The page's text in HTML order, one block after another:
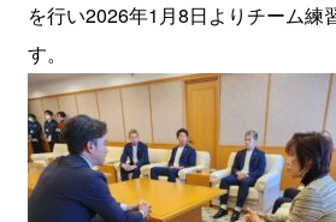
を行い2026年1月8日よりチーム練
す。